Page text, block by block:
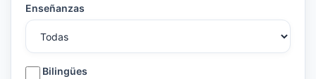
Enseñanzas
Bilingües